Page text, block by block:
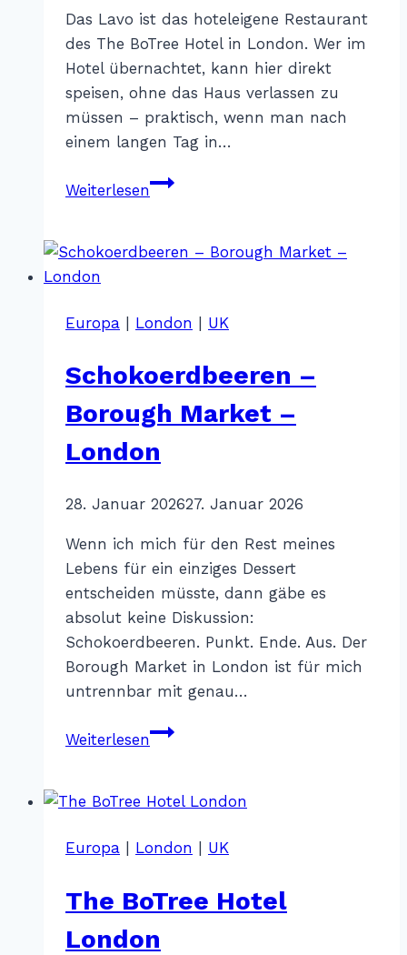
Das Lavo ist das hoteleigene Restaurant
des The BoTree Hotel in London. Wer im
Hotel übernachtet, kann hier direkt
speisen, ohne das Haus verlassen zu
müssen – praktisch, wenn man nach
einem langen Tag in…
WeiterlesenLAVO
Europa | London | UK
Schokoerdbeeren –
Borough Market –
London
VonKatharina
28. Januar 202627. Januar 2026
Wenn ich mich für den Rest meines
Lebens für ein einziges Dessert
entscheiden müsste, dann gäbe es
absolut keine Diskussion:
Schokoerdbeeren. Punkt. Ende. Aus. Der
Borough Market in London ist für mich
untrennbar mit genau…
WeiterlesenSchokoerdbeeren
Market
London
Europa London UK
The BoTree Hotel
London